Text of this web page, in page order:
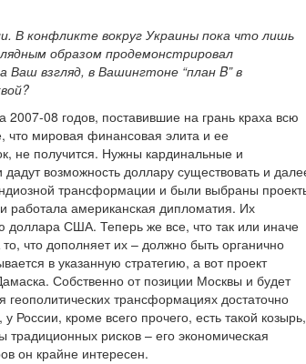
В конфликте вокруг Украины пока что лишь
образом продемонстрировал
взгляд, в Вашингтоне “план B” в
08 годов, поставившие на грань краха всю
что мировая финансовая элита и ее
не получится. Нужны кардинальные и
возможность доллару существовать и
трансформации и были выбраны
работала американская дипломатия. Их
доллара США. Теперь же все, что так или иначе
что дополняет их – должно быть органично
в указанную стратегию, а вот проект
Собственно от позиции Москвы и будет
трансформациях достаточно
России, кроме всего прочего, есть такой козырь,
рисков – его экономическая
он крайне интересен.